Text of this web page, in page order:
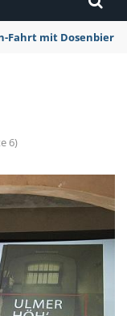
Fahrt mit Dosenbier
6)